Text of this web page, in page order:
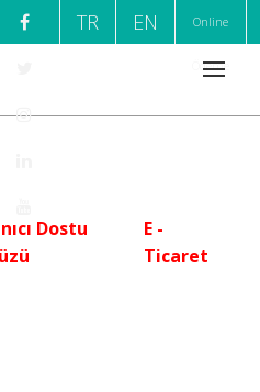
TR EN Online
Ödeme
Dostu
E -
Ticaret